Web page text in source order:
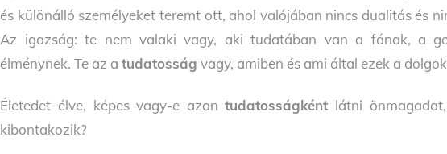
és különálló személyeket teremt ott, ahol valójában nincs dualitás és
Az igazság: te nem valaki vagy, aki tudatában van a fának, a
élménynek. Te az atudatosság vagy, amiben és ami által ezek a
Életedet élve, képes vagy-e azontudatosságként látni
kibontakozik?